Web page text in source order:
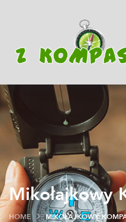
Mikołajkowy
HOME MIKOŁAJKOWY